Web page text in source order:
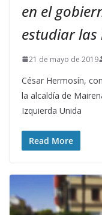
en el
estudiar las
21 de mayo de 2019
César Hermosín,
la alcaldía de
Izquierda Unida
Read More